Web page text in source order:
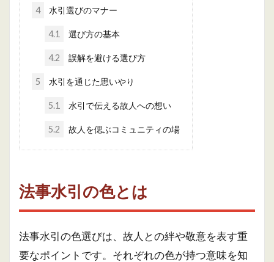
4 水引選びのマナー
4.1 選び方の基本
4.2 誤解を避ける選び方
5 水引を通じた思いやり
5.1 水引で伝える故人への想い
5.2 故人を偲ぶコミュニティの場
法事水引の色とは
法事水引の色選びは、故人との絆や敬意を表す重
要なポイントです。それぞれの色が持つ意味を知